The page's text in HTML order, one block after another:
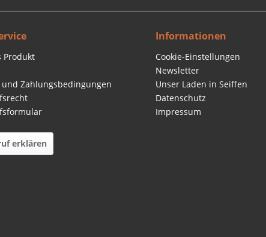
Produkt
und Zahlungsbedingungen
erklären
Informationen
Cookie-Einstellungen
Newsletter
Unser Laden in Seiffen
Datenschutz
Impressum